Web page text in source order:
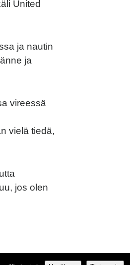
United
ja nautin
ja
vireessä
vielä tiedä,
jos olen